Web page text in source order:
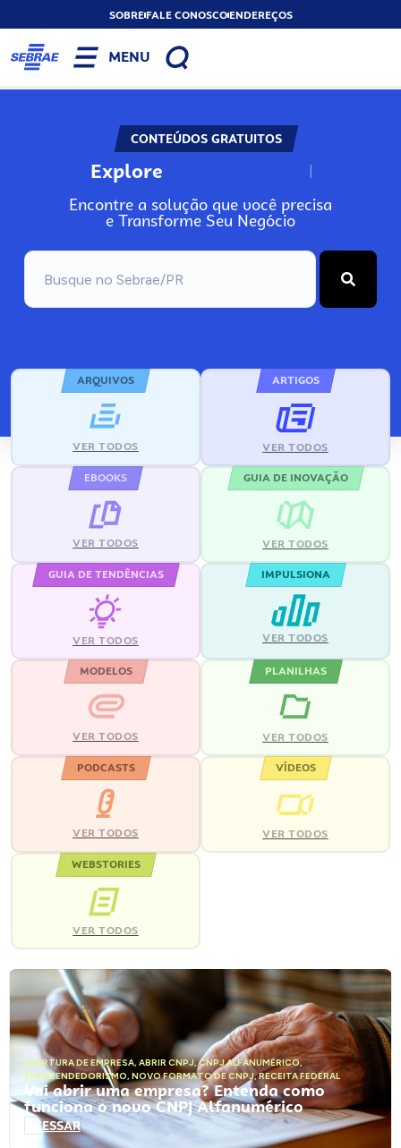
SOBREFALE CONOSCOENDEREÇOS
MENU
CONTEÚDOS GRATUITOS
Explore N
Encontre a solução que você precisa
e Transforme Seu Negócio
ARQUIVOS
VER TODOS
ARTIGOS
VER TODOS
EBOOKS
VER TODOS
GUIA DE INOVAÇÃO
VER TODOS
GUIA DE TENDÊNCIAS
VER TODOS
IMPULSIONA
VER TODOS
MODELOS
VER TODOS
PLANILHAS
VER TODOS
PODCASTS
VER TODOS
VÍDEOS
VER TODOS
WEBSTORIES
VER TODOS
ABERTURA DE EMPRESA, ABRIR CNPJ,CNPJ ALFANUMÉRICO,
EMPREENDEDORISMO, NOVO FORMATO DE CNPJ,RECEITA FEDERAL
Vai abrir uma empresa? Entenda como
funciona o novo CNPJ Alfanumérico
ACESSAR